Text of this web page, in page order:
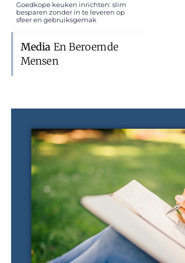
Goedkope keuken inrichten: slim
besparen zonder in te leveren op
sfeer en gebruiksgemak
Media En Beroemde
Mensen